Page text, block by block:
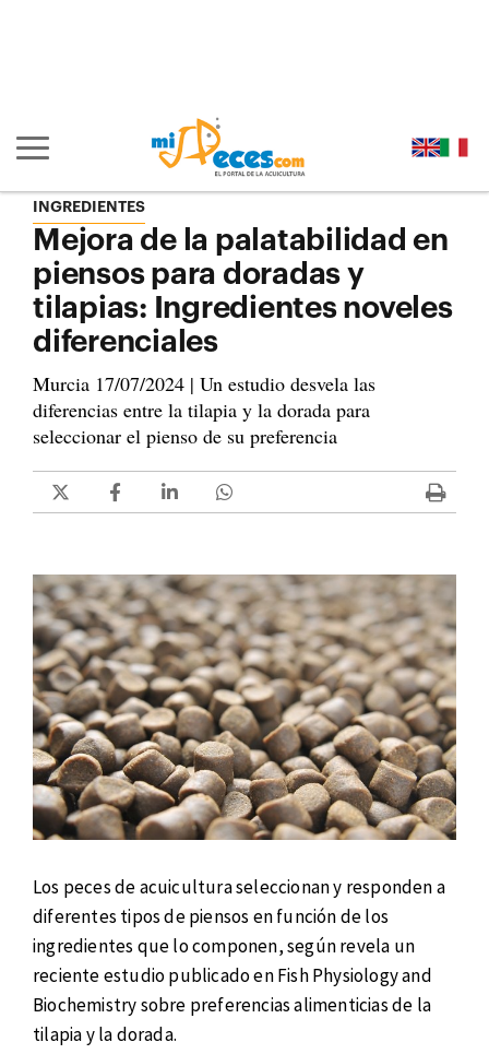
Mostrar/ocultar navegación principal
INGREDIENTES
Mejora de la palatabilidad en
piensos para doradas y
tilapias: Ingredientes noveles
diferenciales
Murcia 17/07/2024 | Un estudio desvela las
diferencias entre la tilapia y la dorada para
seleccionar el pienso de su preferencia
Los peces de acuicultura seleccionan y responden a
diferentes tipos de piensos en función de los
ingredientes que lo componen, según revela un
reciente estudio publicado en Fish Physiology and
Biochemistry sobre preferencias alimenticias de la
tilapia y la dorada.